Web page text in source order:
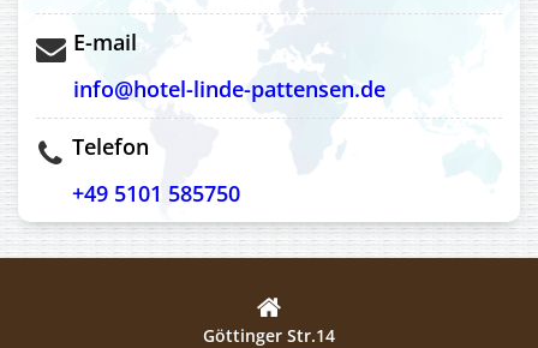
E-mail
info@hotel-linde-pattensen.de
Telefon
+49 5101 585750
Göttinger Str.14